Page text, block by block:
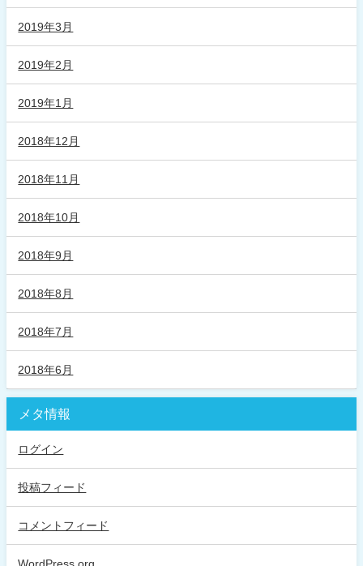
2019年3月
2019年2月
2019年1月
2018年12月
2018年11月
2018年10月
2018年9月
2018年8月
2018年7月
2018年6月
メタ情報
ログイン
投稿フィード
コメントフィード
WordPress.org